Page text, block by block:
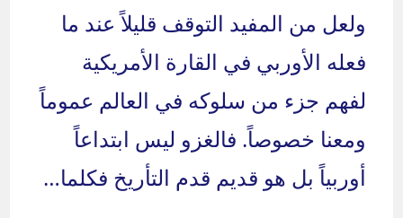
ولعل من المفيد التوقف قليلاً عند ما
فعله الأوربي في القارة الأمريكية
لفهم جزء من سلوكه في العالم عموماً
ومعنا خصوصاً. فالغزو ليس ابتداعاً
أوربياً بل هو قديم قدم التأريخ فكلما…